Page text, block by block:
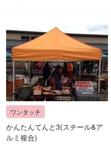
かんたんてんと3(スチール&ア
ルミ複合)